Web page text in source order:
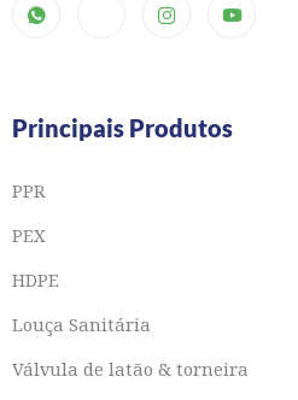
Principais Produtos
PPR
PEX
HDPE
Louça Sanitária
Válvula de latão & torneira